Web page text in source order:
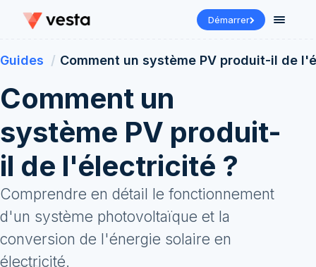
Démarrer
Guides Comment un système PV produit-il de
Comment un
système PV produit-
il de l'électricité ?
Comprendre en détail le fonctionnement
d'un système photovoltaïque et la
conversion de l'énergie solaire en
électricité.